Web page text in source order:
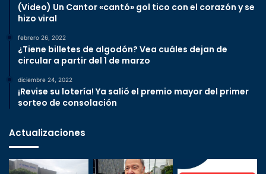
(Video) Un Cantor «cantó» gol tico con el corazón y se
hizo viral
febrero 26, 2022
¿Tiene billetes de algodón? Vea cuáles dejan de
circular a partir del 1 de marzo
diciembre 24, 2022
¡Revise su lotería! Ya salió el premio mayor del primer
sorteo de consolación
Actualizaciones